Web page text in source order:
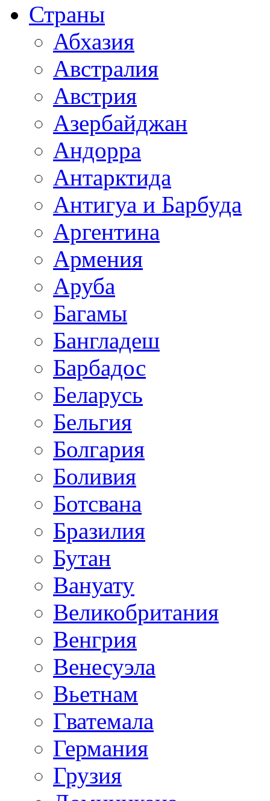
Страны
Абхазия
Австралия
Австрия
Азербайджан
Андорра
Антарктида
Антигуа и Барбуда
Аргентина
Армения
Аруба
Багамы
Бангладеш
Барбадос
Беларусь
Бельгия
Болгария
Боливия
Ботсвана
Бразилия
Бутан
Вануату
Великобритания
Венгрия
Венесуэла
Вьетнам
Гватемала
Германия
Грузия